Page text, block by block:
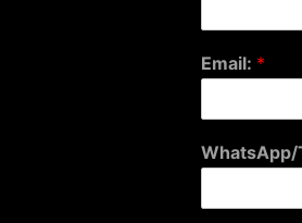
Email: *
WhatsApp/